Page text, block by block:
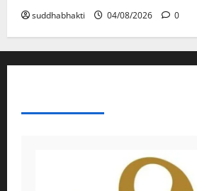
suddhabhakti 04/08/2026 0